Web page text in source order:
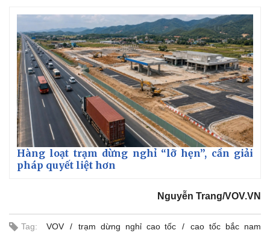
Hàng loạt trạm dừng nghỉ “lỡ hẹn”, cần giải
pháp quyết liệt hơn
Nguyễn Trang/VOV.VN
Tag: VOV trạm dừng nghỉ cao tốc
cao tốc bắc nam